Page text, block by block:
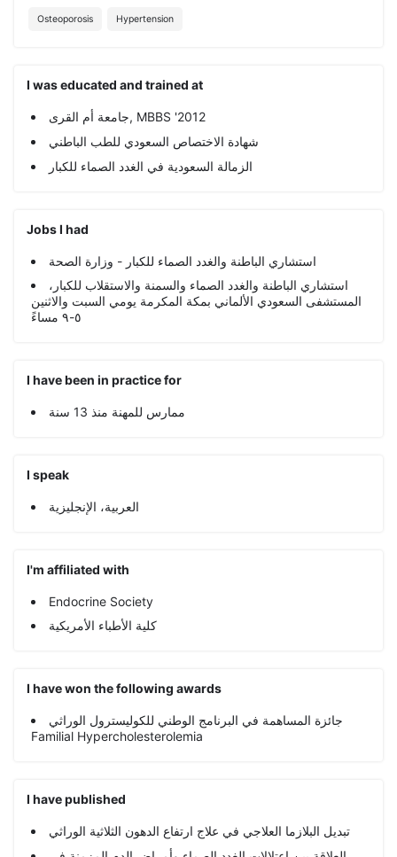
Osteoporosis Hypertension
I was educated and trained at
جامعة أم القرى, MBBS '2012
شهادة الاختصاص السعودي للطب الباطني
الزمالة السعودية في الغدد الصماء للكبار
Jobs I had
استشاري الباطنة والغدد الصماء للكبار - وزارة الصحة
استشاري الباطنة والغدد الصماء والسمنة والاستقلاب للكبار،
المستشفى السعودي الألماني بمكة المكرمة يومي السبت والاثنين
٥-٩ مساءً
I have been in practice for
ممارس للمهنة منذ 13 سنة
I speak
العربية، الإنجليزية
I'm affiliated with
Endocrine Society
كلية الأطباء الأمريكية
I have won the following awards
جائزة المساهمة في البرنامج الوطني للكوليسترول الوراثي
Familial Hypercholesterolemia
I have published
تبديل البلازما العلاجي في علاج ارتفاع الدهون الثلاثية الوراثي